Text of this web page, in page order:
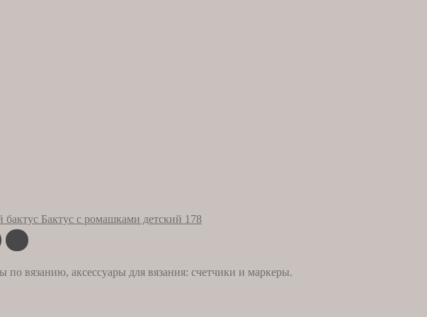
Бактус с ромашками детский 178
по вязанию, аксессуары для вязания: счетчики и маркеры.